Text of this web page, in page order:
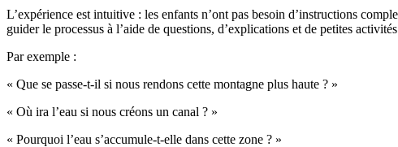
L’expérience est intuitive : les enfants n’ont pas besoin d’instructions
guider le processus à l’aide de questions, d’explications et de petites
Par exemple :
« Que se passe-t-il si nous rendons cette montagne plus haute ? »
« Où ira l’eau si nous créons un canal ? »
« Pourquoi l’eau s’accumule-t-elle dans cette zone ? »